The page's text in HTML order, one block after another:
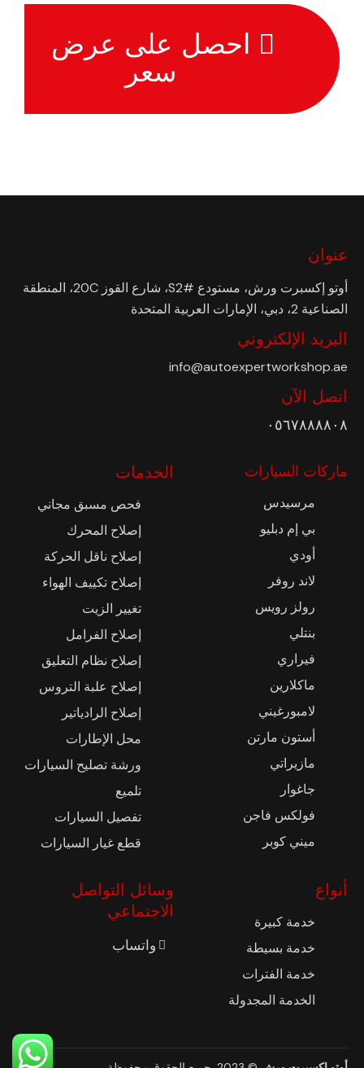
احصل على عرض
سعر
عنوان
أوتو إكسبرت ورش، مستودع #S2، شارع القوز 20C، المنطقة
الصناعية 2، دبي، الإمارات العربية المتحدة
البريد الإلكتروني
info@autoexpertworkshop.ae
اتصل الآن
٠٥٦٧٨٨٨٨٠٨
ماركات السيارات
مرسيدس
بي إم دبليو
أودي
لاند روفر
رولز رويس
بنتلي
فيراري
ماكلارين
لامبورغيني
أستون مارتن
مازيراتي
جاغوار
فولكس فاجن
ميني كوبر
الخدمات
فحص مسبق مجاني
إصلاح المحرك
إصلاح ناقل الحركة
إصلاح تكييف الهواء
تغيير الزيت
إصلاح الفرامل
إصلاح نظام التعليق
إصلاح علبة التروس
إصلاح الرادياتير
محل الإطارات
ورشة تصليح السيارات
تلميع
تفصيل السيارات
قطع غيار السيارات
أنواع
خدمة كبيرة
خدمة بسيطة
خدمة الفترات
الخدمة المجدولة
وسائل التواصل
الاجتماعي
واتساب